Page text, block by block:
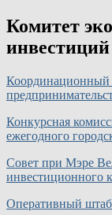
Комитет
инвестиций
Координационный
Конкурсная
ежегодного
Совет при Мэре
инвестиционного
Оперативный